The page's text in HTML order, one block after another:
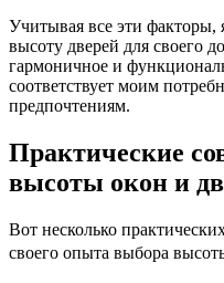
Учитывая все эти
высоту дверей для своего
гармоничное и
соответствует моим
предпочтениям.
Практические
высоты окон и
Вот несколько
своего опыта выбора